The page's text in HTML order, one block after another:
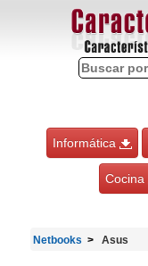
Informática
Cocina
Netbooks Asus